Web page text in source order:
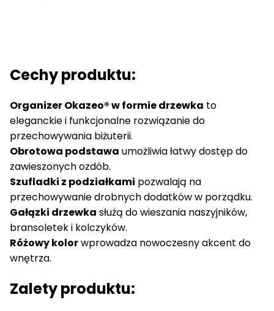
Cechy produktu:
Organizer Okazeo® w formie drzewka to
eleganckie i funkcjonalne rozwiązanie do
przechowywania biżuterii.
Obrotowa podstawa umożliwia łatwy dostęp do
zawieszonych ozdób.
Szufladki z podziałkami pozwalają na
przechowywanie drobnych dodatków w porządku.
Gałązki drzewka służą do wieszania naszyjników,
bransoletek i kolczyków.
Różowy kolorwprowadza nowoczesny akcent do
wnętrza.
Zalety produktu: